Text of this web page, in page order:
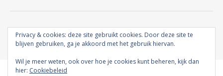
2026 Vrouw naar Gods hart ©
Ashe thema doorWP Royal
Privacy & cookies: deze site gebruikt cookies. Door deze site te
blijven gebruiken, ga je akkoord met het gebruik hiervan.
Wil je meer weten, ook over hoe je cookies kunt beheren, kijk dan
hier: Cookiebeleid